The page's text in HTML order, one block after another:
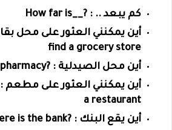
كم يبعد .. : ?__How far is
find a grocery store
أين محل الصيدلية : ?Where is the pharmacy
a restaurant
أين يقع البنك : ?Where is the bank